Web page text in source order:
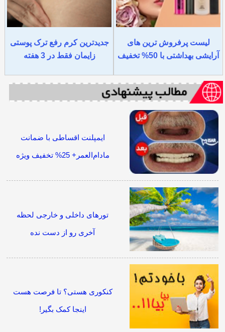
لیست پرفروش ترین های
آرایشی بهداشتی با 50% تخفیف
جدیدترین کرم رفع ترک پوستی
زایمان فقط در 3 هفته
ایمپلنت اقساطی با ضمانت
مادام‌العمر+ 25% تخفیف ویژه
تورهای داخلی و خارجی لحظه
آخری رو از دست نده
کنکوری هستی؟ تا فرصت هست
اینجا کمک بگیر!